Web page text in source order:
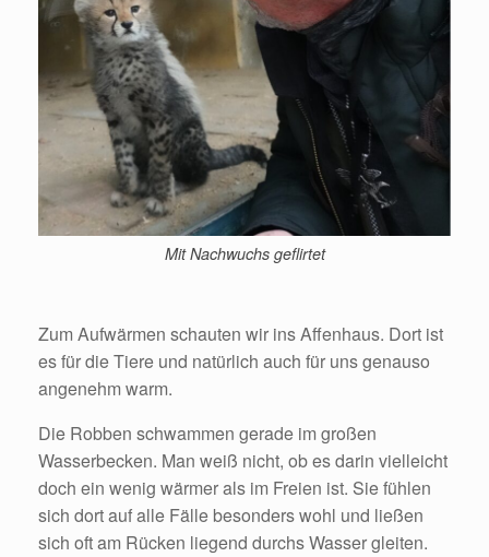
Mit Nachwuchs geflirtet
Zum Aufwärmen schauten wir ins Affenhaus. Dort ist
es für die Tiere und natürlich auch für uns genauso
angenehm warm.
Die Robben schwammen gerade im großen
Wasserbecken. Man weiß nicht, ob es darin vielleicht
doch ein wenig wärmer als im Freien ist. Sie fühlen
sich dort auf alle Fälle besonders wohl und ließen
sich oft am Rücken liegend durchs Wasser gleiten.